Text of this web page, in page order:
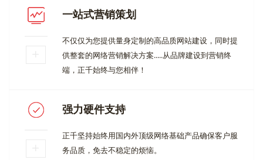
一站式营销策划
不仅仅为您提供量身定制的高品质网站建设，同时提
供整套的网络营销解决方案.....从品牌建设到营销终
端，正千始终与您相伴！
强力硬件支持
正千坚持始终用国内外顶级网络基础产品确保客户服
务品质，免去不稳定的烦恼。